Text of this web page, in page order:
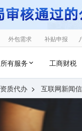
外包需求 补贴申报
所有服务 工商财税
资质代办 > 互联网新闻